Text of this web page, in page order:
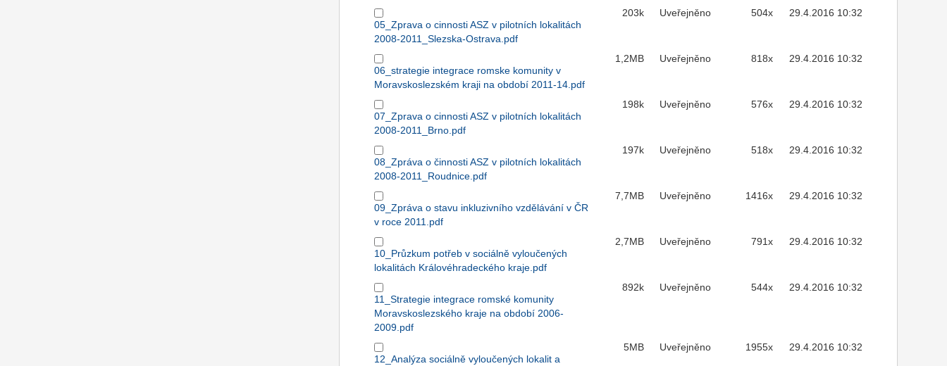
05_Zprava o cinnosti ASZ v pilotních lokalitách
2008-2011_Slezska-Ostrava.pdf
203k Uveřejněno 504x 29.4.2016 10:32
06_strategie integrace romske komunity v
Moravskoslezském kraji na období 2011-14.pdf
1,2MB Uveřejněno 818x 29.4.2016 10:32
07_Zprava o cinnosti ASZ v pilotních lokalitách
2008-2011_Brno.pdf
198k Uveřejněno 576x 29.4.2016 10:32
08_Zpráva o činnosti ASZ v pilotních lokalitách
2008-2011_Roudnice.pdf
197k Uveřejněno 518x 29.4.2016 10:32
09_Zpráva o stavu inkluzivního vzdělávání v ČR
v roce 2011.pdf
7,7MB Uveřejněno 1416x 29.4.2016 10:32
10_Průzkum potřeb v sociálně vyloučených
lokalitách Královéhradeckého kraje.pdf
2,7MB Uveřejněno 791x 29.4.2016 10:32
11_Strategie integrace romské komunity
Moravskoslezského kraje na období 2006-
2009.pdf
892k Uveřejněno 544x 29.4.2016 10:32
12_Analýza sociálně vyloučených lokalit a
5MB Uveřejněno 1955x 29.4.2016 10:32